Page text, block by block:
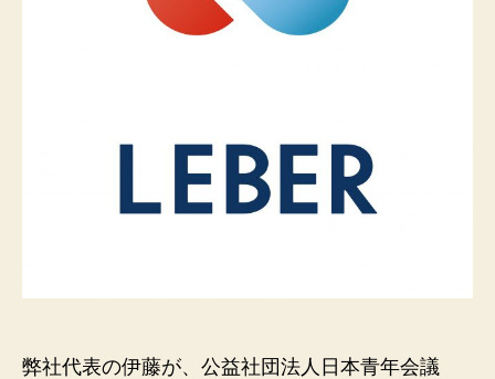
弊社代表の伊藤が、公益社団法人日本青年会議